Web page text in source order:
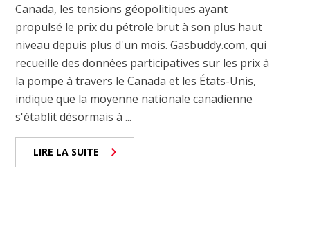
Canada, les tensions géopolitiques ayant
propulsé le prix du pétrole brut à son plus haut
niveau depuis plus d'un mois. Gasbuddy.com, qui
recueille des données participatives sur les prix à
la pompe à travers le Canada et les États-Unis,
indique que la moyenne nationale canadienne
s'établit désormais à ...
LIRE LA SUITE